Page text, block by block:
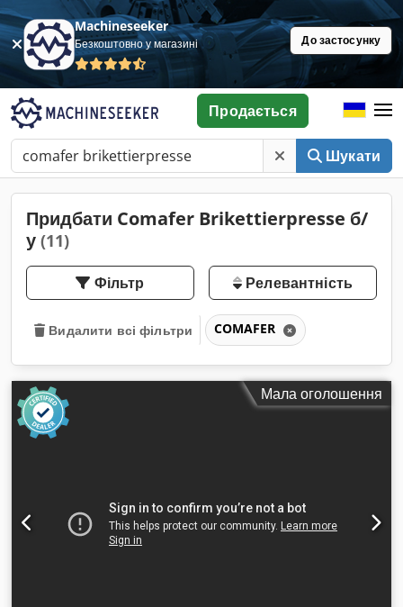
Machineseeker
Безкоштовно у магазині До застосунку
Шукати
Продається
Придбати Comafer Brikettierpresse б/
у (11)
Фільтр Релевантність
Видалити всі фільтри COMAFER
Мала оголошення